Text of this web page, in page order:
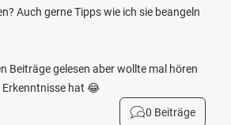
Auch gerne Tipps wie ich sie beangeln
Beiträge gelesen aber wollte mal hören
Erkenntnisse hat 😂
0 Beiträge